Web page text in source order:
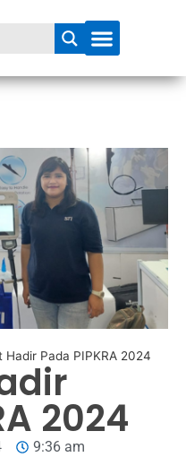
Hadir Pada PIPKRA 2024
2024
9:36 am